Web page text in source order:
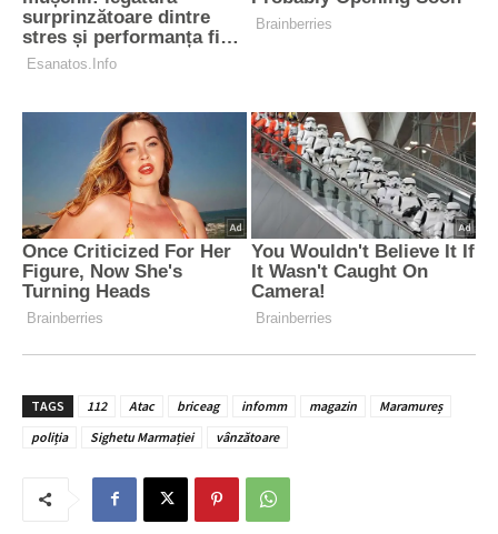
TAGS 112 Atac briceag infomm magazin
Maramureș
poliția
Sighetu Marmației vânzătoare